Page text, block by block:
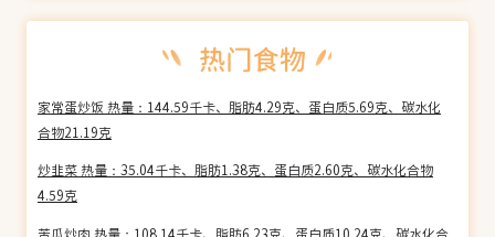
家常蛋炒饭 热量：144.59千卡、脂肪4.29克、蛋白质5.69克、碳水化
合物21.19克
炒韭菜 热量：35.04千卡、脂肪1.38克、蛋白质2.60克、碳水化合物
4.59克